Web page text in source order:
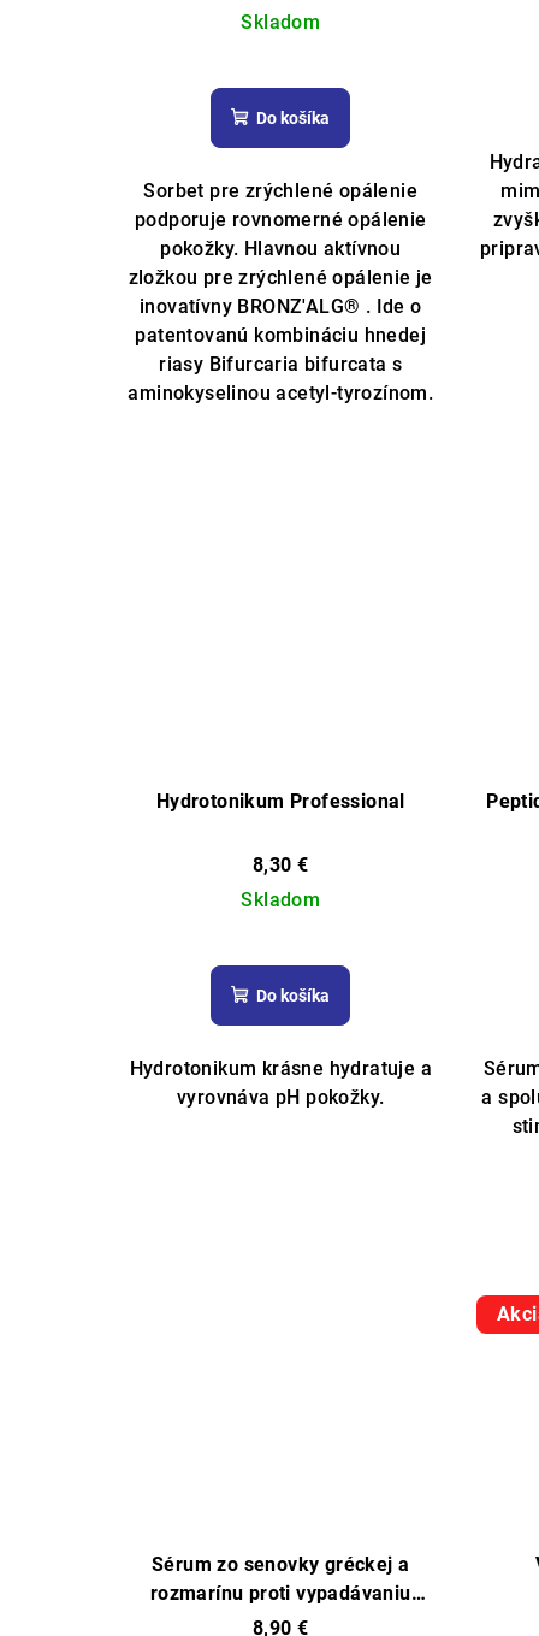
Skladom
hodnotenie
produktu
je
5,0
hviezdičiek.
Do košíka
Sorbet pre zrýchlené opálenie
podporuje rovnomerné opálenie
pokožky. Hlavnou aktívnou
zložkou pre zrýchlené opálenie je
inovatívny BRONZ'ALG® . Ide o
patentovanú kombináciu hnedej
riasy Bifurcaria bifurcata s
aminokyselinou acetyl-tyrozínom.
Hydrotonikum Professional
8,30 €
Skladom
hodnotenie
produktu
je
5,0
z
Do košíka
Hydrotonikum krásne hydratuje a
vyrovnáva pH pokožky.
a
Sérum zo senovky gréckej a
rozmarínu proti vypadávaniu
vlasov
8,90 €